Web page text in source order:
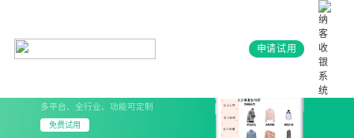
申请试用
多平台、全行业、功能可定制
免费试用